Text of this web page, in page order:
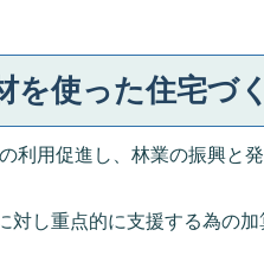
を使った住宅づ
利用促進し、林業の振興と
対し重点的に支援する為の加